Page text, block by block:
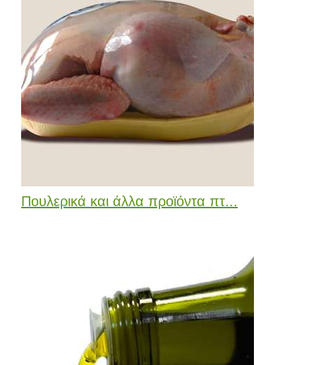
Πουλερικά και άλλα προϊόντα πτ...